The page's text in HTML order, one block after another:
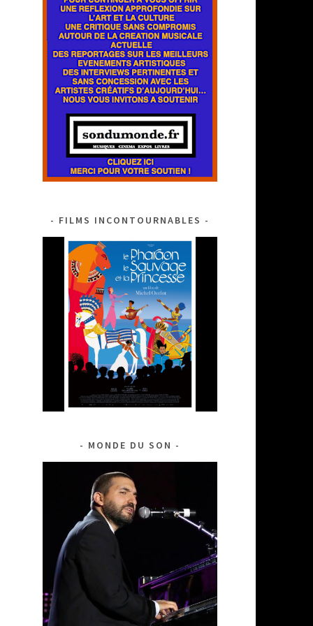
FILMS INCONTOURNABLES
MONDE DU SON